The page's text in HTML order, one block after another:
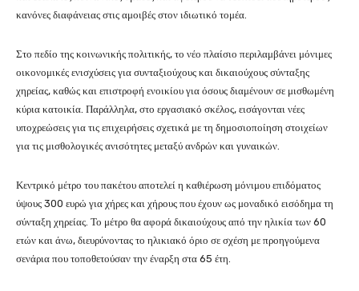
κανόνες διαφάνειας στις αμοιβές στον ιδιωτικό τομέα.
Στο πεδίο της κοινωνικής πολιτικής, το νέο πλαίσιο περιλαμβάνει μόνιμες
οικονομικές ενισχύσεις για συνταξιούχους και δικαιούχους σύνταξης
χηρείας, καθώς και επιστροφή ενοικίου για όσους διαμένουν σε μισθωμένη
κύρια κατοικία. Παράλληλα, στο εργασιακό σκέλος, εισάγονται νέες
υποχρεώσεις για τις επιχειρήσεις σχετικά με τη δημοσιοποίηση στοιχείων
για τις μισθολογικές ανισότητες μεταξύ ανδρών και γυναικών.
Κεντρικό μέτρο του πακέτου αποτελεί η καθιέρωση μόνιμου επιδόματος
ύψους 300 ευρώ για χήρες και χήρους που έχουν ως μοναδικό εισόδημα τη
σύνταξη χηρείας. Το μέτρο θα αφορά δικαιούχους από την ηλικία των 60
ετών και άνω, διευρύνοντας το ηλικιακό όριο σε σχέση με προηγούμενα
σενάρια που τοποθετούσαν την έναρξη στα 65 έτη.